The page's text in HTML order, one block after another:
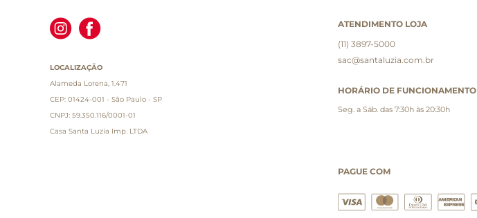
LOCALIZAÇÃO
Alameda Lorena, 1.471
CEP: 01424-001 - São Paulo - SP
CNPJ: 59.350.116/0001-01
Casa Santa Luzia Imp. LTDA
ATENDIMENTO LOJA
(11) 3897-5000
sac@santaluzia.com.br
HORÁRIO DE FUNCIONAMENTO
Seg. a Sáb. das 7:30h às 20:30h
PAGUE COM